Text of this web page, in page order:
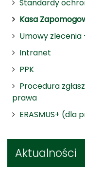
Standardy
Kasa
Umowy
Intranet
PPK
Procedura
prawa
ERASMUS+ (dla
Aktualności